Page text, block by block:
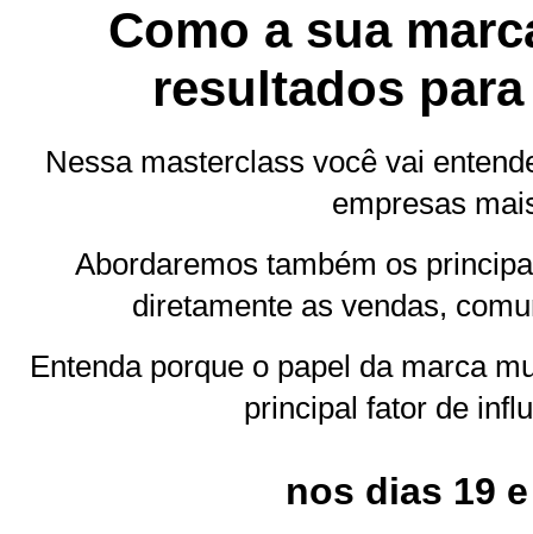
Como a sua
resultados
Nessa masterclass você vai
empresas
Abordaremos também os
diretamente as vendas,
Entenda porque o papel da marca
principal fator de
nos dias 19